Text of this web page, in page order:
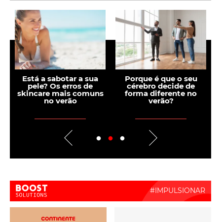
Está a sabotar a sua
pele? Os erros de
skincare mais comuns
no verão
Porque é que o seu
cérebro decide de
forma diferente no
verão?
Boost Activate